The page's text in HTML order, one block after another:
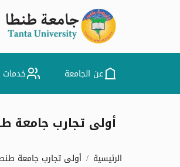
عن الجامعة خدمات
أولى تجارب جامعة
الرئيسية أولى تجارب جامعة